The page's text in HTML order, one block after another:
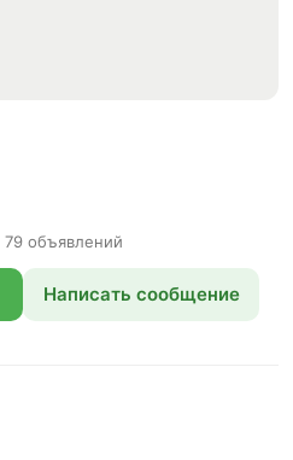
79 объявлений
Написать сообщение